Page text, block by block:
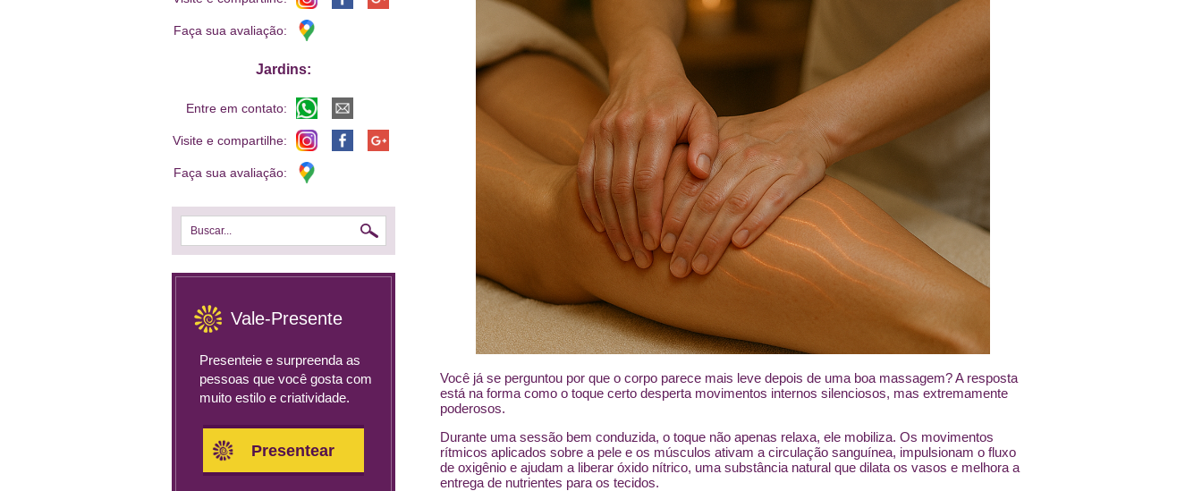
Você já se perguntou por que o corpo parece mais leve depois de uma boa massagem? A resposta
está na forma como o toque certo desperta movimentos internos silenciosos, mas extremamente
poderosos.
Durante uma sessão bem conduzida, o toque não apenas relaxa, ele mobiliza. Os movimentos
rítmicos aplicados sobre a pele e os músculos ativam a circulação sanguínea, impulsionam o fluxo
de oxigênio e ajudam a liberar óxido nítrico, uma substância natural que dilata os vasos e melhora a
entrega de nutrientes para os tecidos.
Faça sua avaliação:
Jardins:
Entre em contato:
Visite e compartilhe:
Faça sua avaliação:
Buscar...
Vale-Presente
Presenteie e surpreenda as
pessoas que você gosta com
muito estilo e criatividade.
Presentear